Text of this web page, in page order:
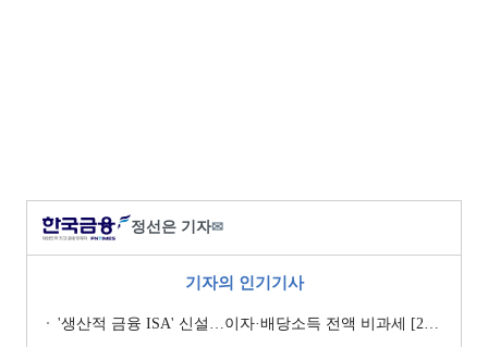
정선은 기자✉
기자의 인기기사
'생산적 금융 ISA' 신설…이자·배당소득 전액 비과세 [2026 세제개편안]